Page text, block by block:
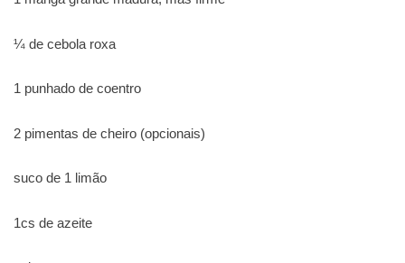
¼ de cebola roxa
1 punhado de coentro
2 pimentas de cheiro (opcionais)
suco de 1 limão
1cs de azeite